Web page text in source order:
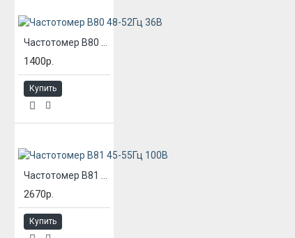
1400р.
Купить
2670р.
Купить